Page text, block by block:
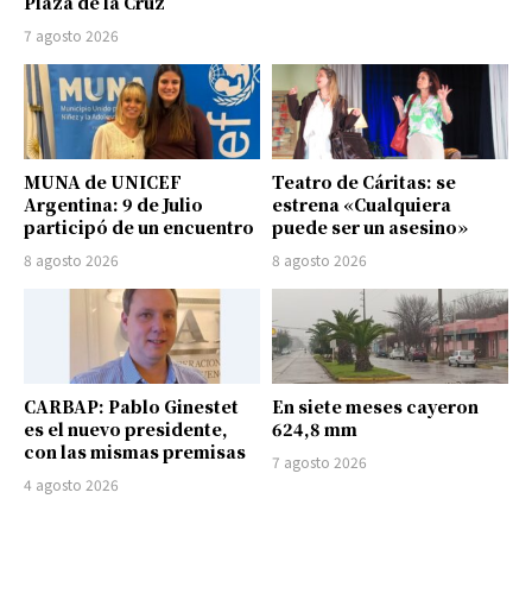
7 agosto 2026
MUNA de UNICEF
Argentina: 9 de Julio
participó de un encuentro
8 agosto 2026
Teatro de Cáritas: se
estrena «Cualquiera
puede ser un asesino»
8 agosto 2026
CARBAP: Pablo Ginestet
es el nuevo presidente,
con las mismas premisas
4 agosto 2026
En siete meses cayeron
624,8 mm
7 agosto 2026